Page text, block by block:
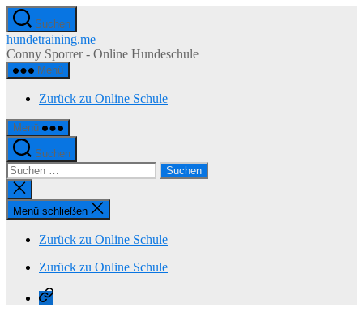
Zum
Inhalt
springen
Suchen
hundetraining.me
Conny Sporrer - Online Hundeschule
Menü
Zurück zu Online Schule
Menü
Suchen
Suchen
nach:
Suche
schließen
Menü schließen
Zurück zu Online Schule
Zurück zu Online Schule
Zurück
zu